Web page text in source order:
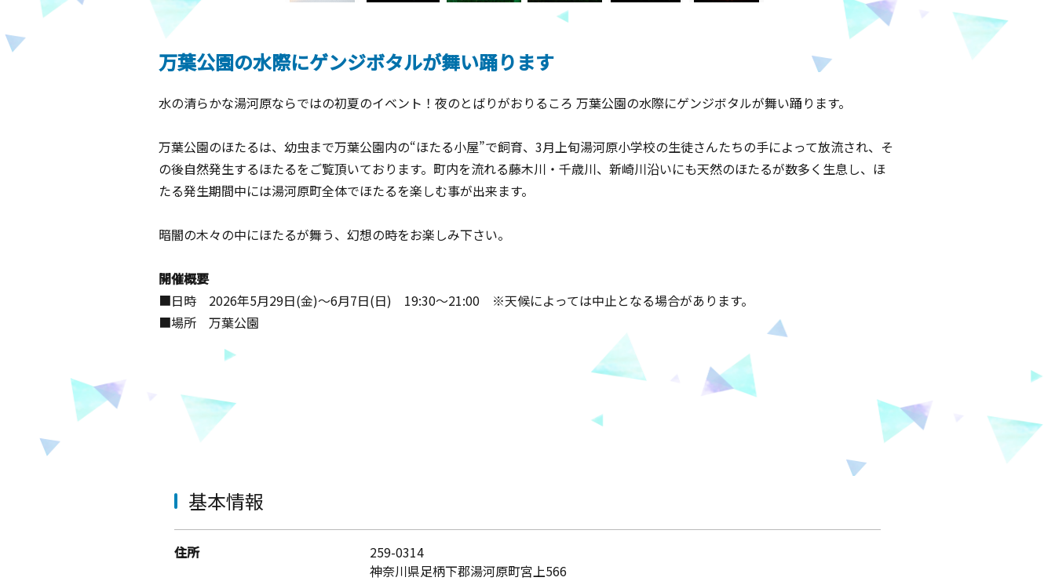
万葉公園の水際にゲンジボタルが舞い踊ります
水の清らかな湯河原ならではの初夏のイベント！夜のとばりがおりるころ 万葉公園の水際にゲンジボタルが舞い踊ります。
万葉公園のほたるは、幼虫まで万葉公園内の“ほたる小屋”で飼育、 3月上旬湯河原小学校の生徒さんたちの手によって放流され、そ
の後自然発生するほたるをご覧頂いております。町内を流れる藤木川・千歳川、新崎川沿いにも天然のほたるが数多く生息し、ほ
たる発生期間中には湯河原町全体でほたるを楽しむ事が出来ます。
暗闇の木々の中にほたるが舞う、幻想の時をお楽しみ下さい。
開催概要
■日時 2026年5月29日(金)～6月7日(日) 19:30～21:00 ※天候によっては中止となる場合があります。
■場所 万葉公園
基本情報
住所
259-0314
神奈川県足柄下郡湯河原町宮上566